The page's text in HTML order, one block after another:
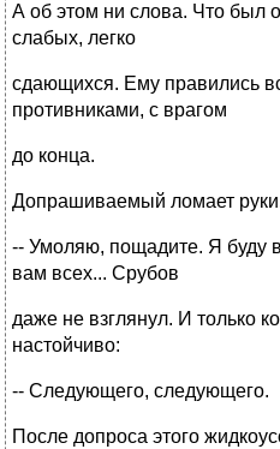
А об этом ни слова. Что был
слабых, легко
сдающихся. Ему правились
противниками, с врагом
до конца.
Допрашиваемый ломает
-- Умоляю, пощадите. Я буду
вам всех... Срубов
даже не взглянул. И только
настойчиво:
-- Следующего, следующего.
После допроса этого